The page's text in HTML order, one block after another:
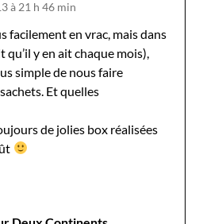
à 21 h 46 min
facilement en vrac, mais dans
y en ait chaque mois),
simple de nous faire
Et quelles
de jolies box réalisées